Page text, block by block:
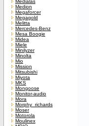
Medialas
Medion
Megaforcer
Megagold
Melitta
Mercedes-Benz
Mesa Boogie
Midea
Miele
Minilyzer
Minolta
Mio
Mission
Mitsubishi
Miyota
MKS
Mongoose
Monitor-audio
Mora
Morphy_richards
Moser
Motorola
Moulinex